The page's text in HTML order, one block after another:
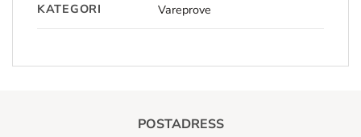
KATEGORI Vareprove
POSTADRESS